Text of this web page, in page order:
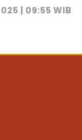
| 09:55 WIB